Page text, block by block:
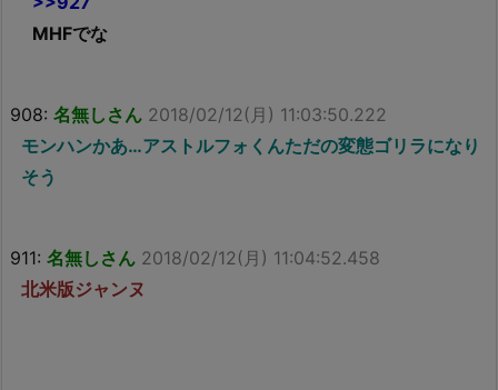
MHFでな
908: 名無しさん 2018/02/12(月) 11:03:50.222
モンハンかあ…アストルフォくんただの変態ゴリラになり
そう
911: 名無しさん 2018/02/12(月) 11:04:52.458
北米版ジャンヌ